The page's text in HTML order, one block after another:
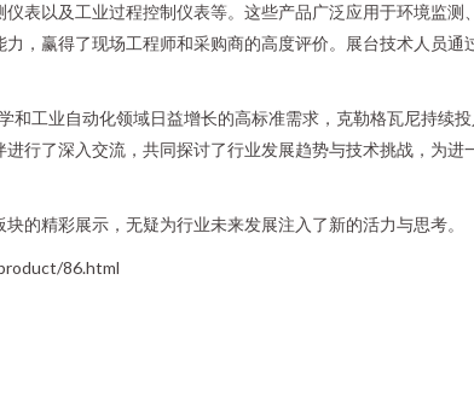
表以及工业过程控制仪表等。这些产品广泛应用于环境监测
，赢得了现场工程师和采购商的高度评价。展台技术人员通
和工业自动化领域日益增长的高标准需求，克勒格瓦尼持续
行了深入交流，共同探讨了行业发展趋势与技术挑战，为进
的精彩展示，无疑为行业未来发展注入了新的活力与思考。
86.html